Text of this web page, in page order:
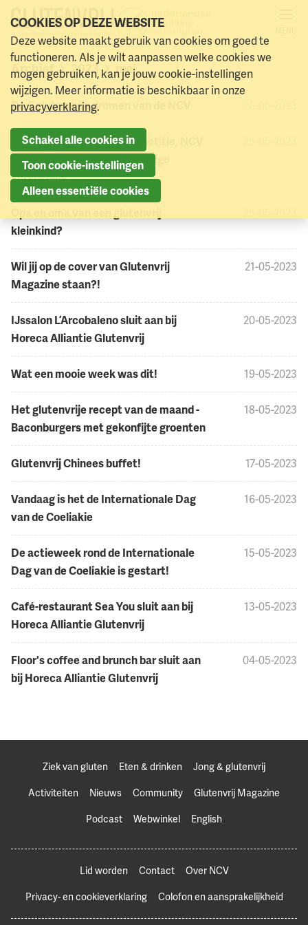
Naar menu Naar hoofdinhoud
Archief>2023 > mei
De 5 glutenvrije dromen van de NCV
Minister reageert op onze petitie, NCV
blijft pleiten voor rechtvaardige
vergoeding
kleinkind?
21-05-2023
Wil jij op de cover van Glutenvrij
Magazine staan?!
20-05-2023
IJssalon L’Arcobaleno sluit aan bij
Horeca Alliantie Glutenvrij
19-05-2023
Wat een mooie week was dit!
18-05-2023
Het glutenvrije recept van de maand -
Baconburgers met gekonfijte groenten
17-05-2023
Glutenvrij Chinees buffet!
16-05-2023
Vandaag is het de Internationale Dag
van de Coeliakie
15-05-2023
De actieweek rond de Internationale
Dag van de Coeliakie is gestart!
13-05-2023
Café-restaurant Sea You sluit aan bij
Horeca Alliantie Glutenvrij
04-05-2023
Floor's coffee and brunch bar sluit aan
bij Horeca Alliantie Glutenvrij
Ziek van gluten Eten & drinken
Jong & glutenvrij
Activiteiten
Nieuws Community
Glutenvrij Magazine
Podcast
Webwinkel English
Lid worden Contact
Over NCV
Privacy- en cookieverklaring
Colofon en aansprakelijkheid
COOKIES OP DEZE WEBSITE
Deze website maakt gebruik van cookies om goed te
functioneren. Als je wilt aanpassen welke cookies we
mogen gebruiken, kan je jouw cookie-instellingen
wijzigen. Meer informatie is beschikbaar in onze
privacyverklaring.
Schakel alle cookies in
Toon cookie-instellingen
Alleen essentiële cookies